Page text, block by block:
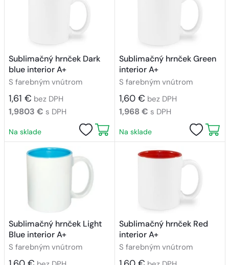
Sublimačný hrnček Dark
blue interior A+
S farebným vnútrom
1,61 € bez DPH
1,9803 € s DPH
Na sklade
Sublimačný hrnček Green
interior A+
S farebným vnútrom
1,60 € bez DPH
1,968 € s DPH
Na sklade
Sublimačný hrnček Light
Blue interior A+
S farebným vnútrom
Sublimačný hrnček Red
interior A+
S farebným vnútrom